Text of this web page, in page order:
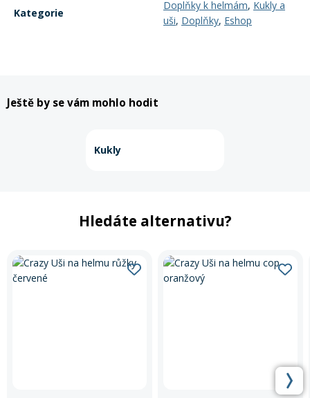
Kategorie
Doplňky k helmám, Kukly a
uši, Doplňky, Eshop
Ještě by se vám mohlo hodit
Kukly
Hledáte alternativu?